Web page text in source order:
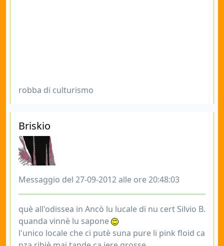
robba di culturismo
Briskio
Messaggio del 27-09-2012 alle ore 20:48:03
què all'odissea in Ancò lu lucale di nu cert Silvio B.
quanda vinnè lu sapone
l'unico locale che ci putè suna pure li pink floid ca